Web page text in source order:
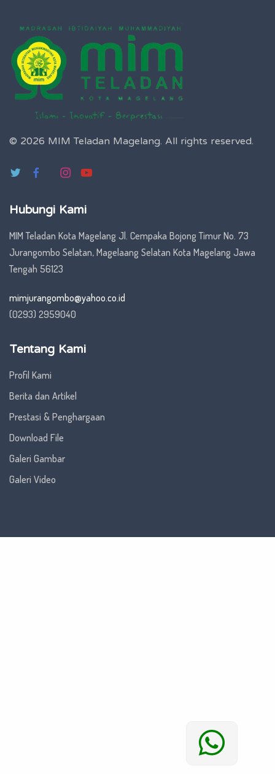
© 2026 MIM Teladan Magelang. All rights reserved.
Hubungi Kami
MIM Teladan Kota Magelang Jl. Cempaka Bojong Timur No. 73
Jurangombo Selatan, Magelaang Selatan Kota Magelang Jawa
Tengah 56123
mimjurangombo@yahoo.co.id
(0293) 2959040
Tentang Kami
Profil Kami
Berita dan Artikel
Prestasi & Penghargaan
Download File
Galeri Gambar
Galeri Video